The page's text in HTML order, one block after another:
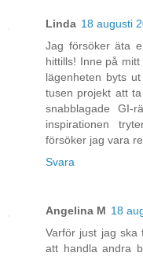
Linda 18 augusti
Jag försöker äta
hittills! Inne på
lägenheten byts
tusen projekt att
snabblagade
inspirationen
försöker jag vara
Svara
Angelina M 18
Varför just jag ska
att handla andra